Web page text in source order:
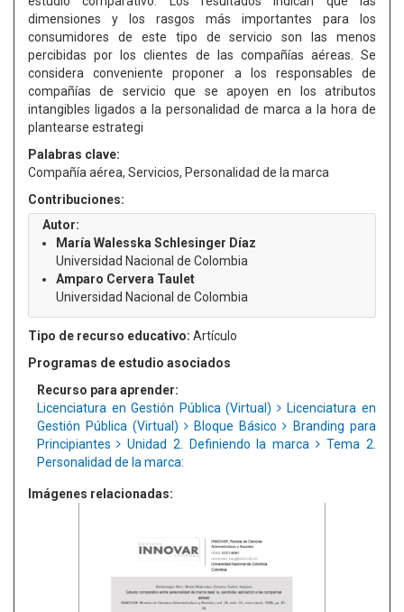
dimensiones y los rasgos más importantes para los
consumidores de este tipo de servicio son las menos
percibidas por los clientes de las compañías aéreas. Se
considera conveniente proponer a los responsables de
compañías de servicio que se apoyen en los atributos
intangibles ligados a la personalidad de marca a la hora de
plantearse estrategi
Palabras clave:
Compañía aérea, Servicios, Personalidad de la marca
Contribuciones:
Autor:
María Walesska Schlesinger Díaz
Universidad Nacional de Colombia
Amparo Cervera Taulet
Universidad Nacional de Colombia
Tipo de recurso educativo: Artículo
Programas de estudio asociados
Recurso para aprender:
Licenciatura en Gestión Pública (Virtual)
Licenciatura en
Gestión Pública (Virtual)
Bloque Básico
Branding para
Principiantes
Unidad 2. Definiendo la marca
Tema 2.
Personalidad de la marca:
Imágenes relacionadas: